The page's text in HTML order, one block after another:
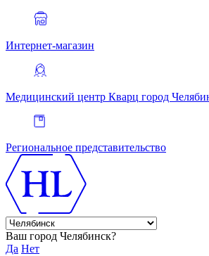
Интернет-магазин
Медицинский центр Кварц город
Региональное представительство
Ваш город Челябинск?
Да Нет